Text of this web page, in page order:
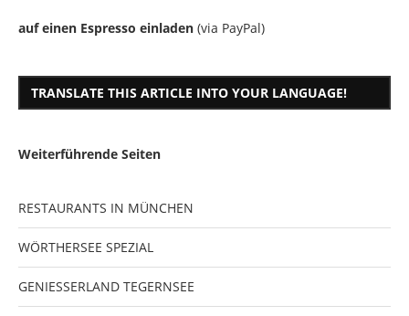
auf einen Espresso einladen (via PayPal)
TRANSLATE THIS ARTICLE INTO YOUR LANGUAGE!
Weiterführende Seiten
RESTAURANTS IN MÜNCHEN
WÖRTHERSEE SPEZIAL
GENIESSERLAND TEGERNSEE